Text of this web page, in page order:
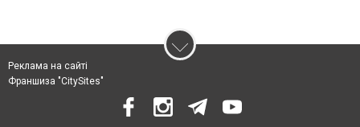
Реклама на сайті
Франшиза "CitySites"